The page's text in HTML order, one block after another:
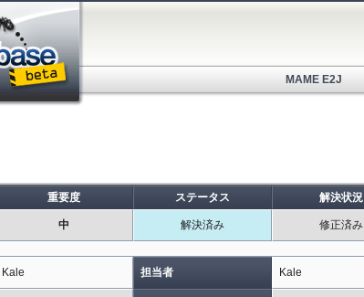
MAME E2J
重要度 ステータス 解決状況
中 解決済み 修正済み
Kale 担当者 Kale